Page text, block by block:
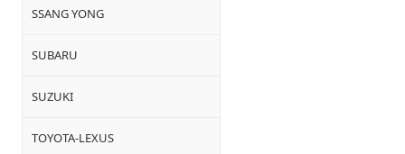
SSANG YONG
SUBARU
SUZUKI
TOYOTA-LEXUS